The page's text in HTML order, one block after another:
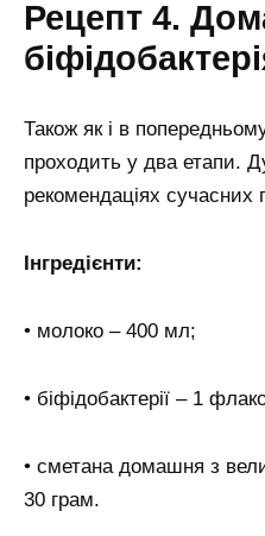
Рецепт 4.
Також як і в
проходить у два етапи.
рекомендаціях сучасних
Інгредієнти:
• молоко – 400 мл;
• біфідобактерії – 1
• сметана домашня з
30 грам.